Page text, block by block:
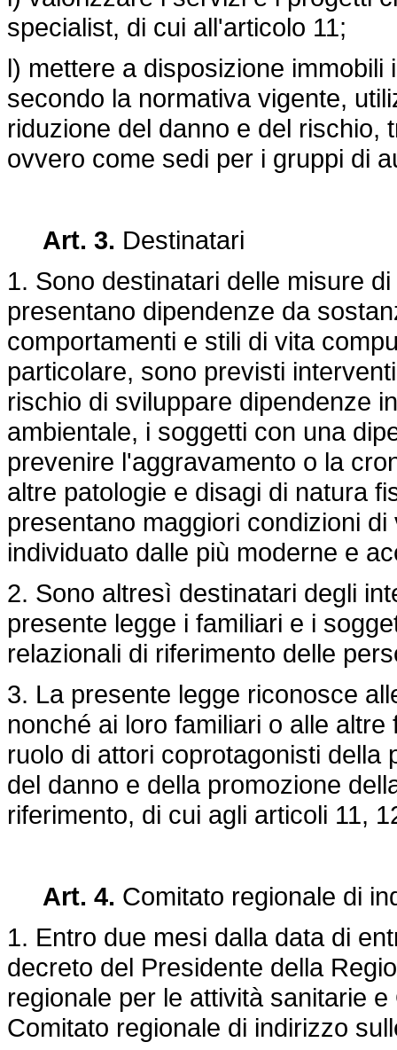
specialist, di cui all'articolo 11;
l) mettere a disposizione
secondo la normativa vigente,
riduzione del danno e del rischio,
ovvero come sedi per i gruppi di
Art. 3. Destinatari
1. Sono destinatari delle misure
presentano dipendenze da
comportamenti e stili di vita
particolare, sono previsti
rischio di sviluppare dipendenze
ambientale, i soggetti con una
prevenire l'aggravamento o la
altre patologie e disagi di natura
presentano maggiori condizioni
individuato dalle più moderne e
2. Sono altresì destinatari degli
presente legge i familiari e i
relazionali di riferimento delle
3. La presente legge riconosce
nonché ai loro familiari o alle
ruolo di attori coprotagonisti della
del danno e della promozione
riferimento, di cui agli articoli 11,
Art. 4. Comitato regionale di
1. Entro due mesi dalla data di
decreto del Presidente della
regionale per le attività sanitarie
Comitato regionale di indirizzo